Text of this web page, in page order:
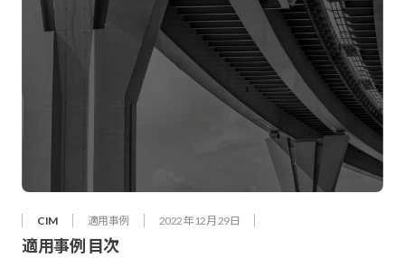
CIM 適用事例 2022年 12月 29日
適用事例 目次